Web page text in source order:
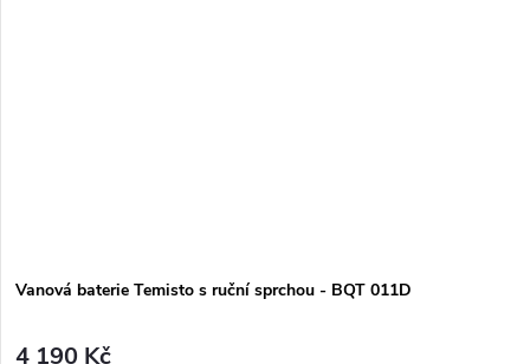
Vanová baterie Temisto s ruční sprchou - BQT 011D
4 190 Kč